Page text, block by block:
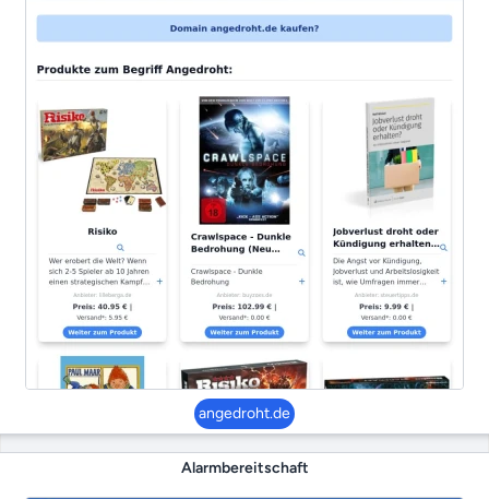
angedroht.de
Alarmbereitschaft